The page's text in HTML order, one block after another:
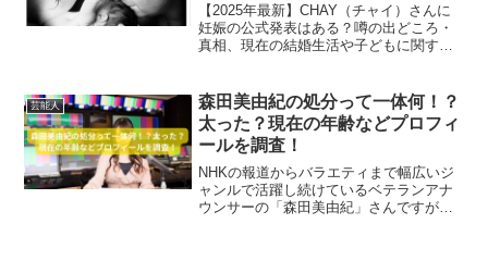
【2025年最新】CHAY（チャイ）さんに
妊娠の公式発表はある？噂の出どころ・
真相、現在の結婚生活や子どもに関する
芸能人
森田美由紀の処分って一体何！？
太った？現在の年齢などプロフィ
ールを調査！
NHKの報道からバラエティまで幅広いジ
ャンルで活躍し続けているベテランアナ
ウンサーの「森田美由紀」さんですが、